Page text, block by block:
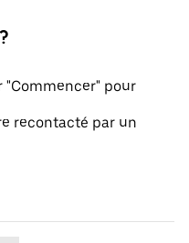
"Commencer" pour
recontacté par un